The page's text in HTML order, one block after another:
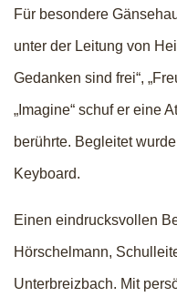
Für besondere
unter der Leitung von
Gedanken sind frei“,
„Imagine“ schuf er eine
berührte. Begleitet
Keyboard.
Einen eindrucksvollen
Hörschelmann,
Unterbreizbach. Mit